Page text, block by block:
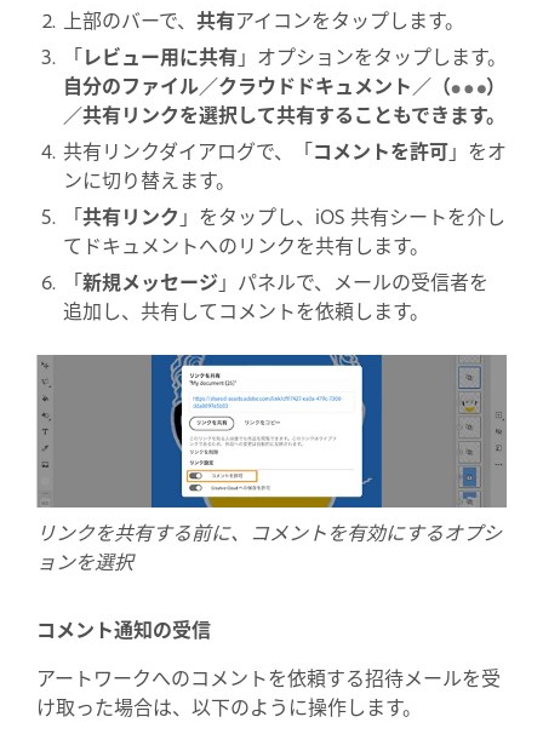
上部のバーで、 共有アイコンをタップします。
「レビュー用に共有 」オプションをタップします。
自分のファイル／クラウドドキュメント／（
）
／共有リンクを選択して共有することもできます。
共有リンクダイアログで、「コメントを許可」をオ
ンに切り替えます。
「共有リンク 」をタップし、iOS 共有シートを介し
てドキュメントへのリンクを共有します。
「新規メッセージ 」パネルで、メールの受信者を
追加し、共有してコメントを依頼します。
リンクを共有する前に、コメントを有効にするオプシ
ョンを選択
コメント通知の受信
アートワークへのコメントを依頼する招待メールを受
け取った場合は、以下のように操作します。